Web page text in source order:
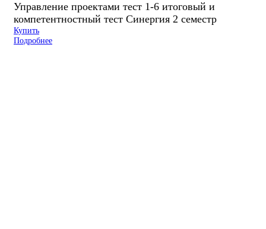
Управление проектами тест 1-6 итоговый и
компетентностный тест Синергия 2 семестр
Купить
Подробнее